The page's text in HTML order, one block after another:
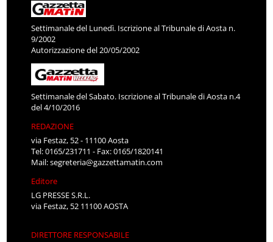
Settimanale del Lunedì. Iscrizione al Tribunale di Aosta n.
9/2002
Autorizzazione del 20/05/2002
Settimanale del Sabato. Iscrizione al Tribunale di Aosta n.4
del 4/10/2016
REDAZIONE
via Festaz, 52 - 11100 Aosta
Tel: 0165/231711 - Fax: 0165/1820141
Mail:segreteria@gazzettamatin.com
Editore
LG PRESSE S.R.L.
via Festaz, 52 11100 AOSTA
DIRETTORE RESPONSABILE